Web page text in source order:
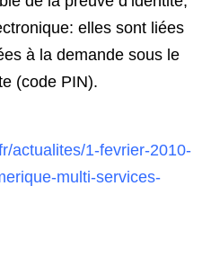
elles sont liées
à la demande sous le
(code PIN).
actualites/1-fevrier-2010-
multi-services-